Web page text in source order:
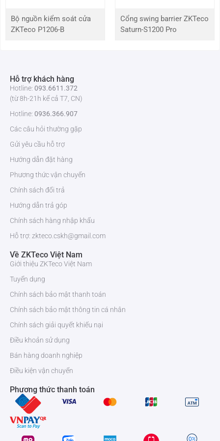
Vật liệu thân vỏ Thép không gỉ
Để được tư vấn chi tiết và đặt mua sản phẩm
FBL1011 Pro, vui lòng liên hệ:
cung cấp sản phẩm chính hãng, chất lượng cao với dịch vụ hỗ trợ tận
tâm. Hãy liên hệ ngay để được hưởng ưu đãi tốt nhất!
Bộ nguồn kiểm soát cửa
ZKTeco P1206-B
Cổng swing barrier ZKTeco
Saturn-S1200 Pro
Hỗ trợ khách hàng
Hotline: 093.6611.372
(từ 8h-21h kể cả T7, CN)
Hotline: 0936.366.907
Các câu hỏi thường gặp
Gửi yêu cầu hỗ trợ
Hướng dẫn đặt hàng
Phương thức vận chuyển
Chính sách đổi trả
Hướng dẫn trả góp
Chính sách hàng nhập khẩu
Hỗ trợ: zkteco.cskh@gmail.com
Về ZKTeco Việt Nam
Giới thiệu ZKTeco Việt Nam
Tuyển dụng
Chính sách bảo mật thanh toán
Chính sách bảo mật thông tin cá nhân
Chính sách giải quyết khiếu nại
Điều khoản sử dụng
Bán hàng doanh nghiệp
Điều kiện vận chuyển
Phương thức thanh toán